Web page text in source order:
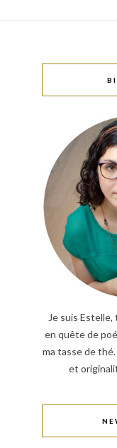
Je suis
en quête de
ma tasse de
et